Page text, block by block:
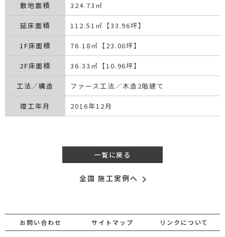
敷地面積 324.73㎡
延床面積 112.51㎡【33.96坪】
1F床面積 76.18㎡【23.00坪】
2F床面積 36.33㎡【10.96坪】
工法／構造 ファース工法／木造2階建て
竣工年月 2016年12月
一覧に戻る
全国 施工実例へ
お問い合わせ サイトマップ リンクについて